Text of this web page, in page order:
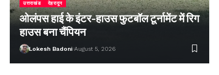
उत्तराखंड देहरादून
ओलंपस हाई के इंटर-हाउस फुटबॉल टूर्नामेंट में रिग
हाउस बना चैंपियन
Lokesh Badoni August 5, 2026